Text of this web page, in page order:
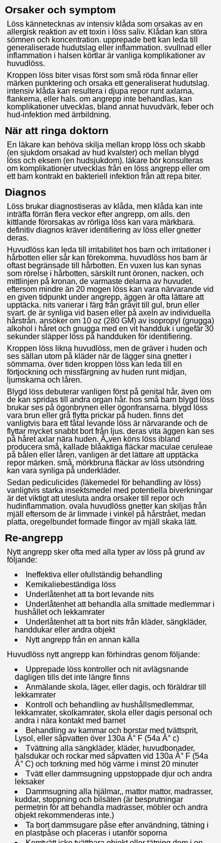
Orsaker och symptom
Löss kännetecknas av intensiv klåda som orsakas av en
allergisk reaktion av ett toxin i löss saliv. Klådan kan störa
sömnen och koncentration. upprepade bett kan leda till
generaliserade hudutslag eller inflammation. svullnad eller
inflammation i halsen körtlar är vanliga komplikationer av
huvudlöss.
Kroppen löss biter visas först som små röda finnar eller
märken punktering och orsaka ett generaliserat hudutslag.
intensiv klåda kan resultera i djupa repor runt axlarna,
flankerna, eller hals. om angrepp inte behandlas, kan
komplikationer utvecklas, bland annat huvudvärk, feber och
hud-infektion med ärrbildning.
När att ringa doktorn
En läkare kan behöva skilja mellan kropp löss och skabb
(en sjukdom orsakad av hud kvalster) och mellan blygd
löss och eksem (en hudsjukdom). läkare bör konsulteras
om komplikationer utvecklas från en löss angrepp eller om
ett barn kontrakt en bakteriell infektion från att repa biter.
Diagnos
Löss brukar diagnostiseras av klåda, men klåda kan inte
inträffa förrän flera veckor efter angrepp, om alls. den
kittlande förorsakas av rörliga löss kan vara märkbara.
definitiv diagnos kräver identifiering av löss eller gnetter
deras.
Huvudlöss kan leda till irritabilitet hos barn och irritationer i
hårbotten eller sår kan förekomma. huvudlöss hos barn är
oftast begränsade till hårbotten. En vuxen lus kan synas
som rörelse i hårbotten, särskilt runt öronen, nacken, och
mittlinjen på kronan, de varmaste delarna av huvudet.
eftersom mindre än 20 mogen löss kan vara närvarande vid
en given tidpunkt under angrepp, äggen är ofta lättare att
upptäcka. nits varierar i färg från gråvit till gul, brun eller
svart. de är synliga vid basen eller på axeln av individuella
hårstrån. ansöker om 10 oz (280 GM) av isopropyl (gnugga)
alkohol i håret och gnugga med en vit handduk i ungefär 30
sekunder släpper löss på handduken för identifiering.
Kroppen löss likna huvudlöss, men de gräver i huden och
ses sällan utom på kläder när de lägger sina gnetter i
sömmarna. över tiden kroppen löss kan leda till en
förtjockning och missfärgning av huden runt midjan,
ljumskarna och låren.
Blygd löss debuterar vanligen först på genital hår, även om
de kan spridas till andra organ hår. hos små barn blygd löss
brukar ses på ögonbrynen eller ögonfransarna. blygd löss
vara brun eller grå flytta prickar på huden. finns det
vanligtvis bara ett fåtal levande löss är närvarande och de
flyttar mycket snabbt bort från ljus. deras vita äggen kan ses
på håret axlar nära huden. Ã„ven köns löss ibland
producera små, kallade blåaktiga fläckar maculae ceruleae
på bålen eller låren, vanligen är det lättare att upptäcka
repor märken. små, mörkbruna fläckar av löss utsöndring
kan vara synliga på underkläder.
Sedan pediculicides (läkemedel för behandling av löss)
vanligtvis starka insektsmedel med potentiella biverkningar
är det viktigt att utesluta andra orsaker till repor och
hudinflammation. ovala huvudlöss gnetter kan skiljas från
mjäll eftersom de är limmade i vinkel på hårstrået, medan
platta, oregelbundet formade flingor av mjäll skaka lätt.
Re-angrepp
Nytt angrepp sker ofta med alla typer av löss på grund av
följande:
Ineffektiva eller ofullständig behandling
Kemikaliebeständiga löss
Underlåtenhet att ta bort levande nits
Underlåtenhet att behandla alla smittade medlemmar i
hushållet och lekkamrater
Underlåtenhet att ta bort nits från kläder, sängkläder,
handdukar eller andra objekt
Nytt angrepp från en annan källa
Huvudlöss nytt angrepp kan förhindras genom följande:
Upprepade löss kontroller och nit avlägsnande
dagligen tills det inte längre finns
Anmälande skola, läger, eller dagis, och föräldrar till
lekkamrater
Kontroll och behandling av hushållsmedlemmar,
lekkamrater, skolkamrater, skola eller dagis personal och
andra i nära kontakt med barnet
Behandling av kammar och borstar med tvättsprit,
Lysol, eller såpvatten över 130a Â° F (54a Â° c)
Tvättning alla sängkläder, kläder, huvudbonader,
halsdukar och rockar med såpvatten vid 130a Â° F (54a
Â° C) och torkning med hög värme i minst 20 minuter
Tvätt eller dammsugning uppstoppade djur och andra
leksaker
Dammsugning alla hjälmar,, mattor mattor, madrasser,
kuddar, stoppning och bilsäten (är besprutningar
permetrin för att behandla madrasser, möbler och andra
objekt rekommenderas inte.)
Ta bort dammsugare påse efter användning, tätning i
en plastpåse och placeras i utanför soporna